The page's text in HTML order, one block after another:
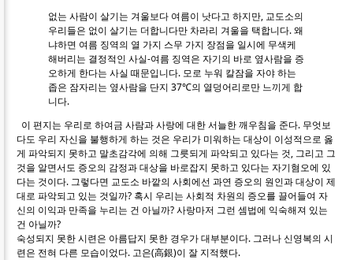
없는 사람이 살기는 겨울보다 여름이 낫다고 하지만, 교도소의
우리들은 없이 살기는 더합니다만 차라리 겨울을 택합니다. 왜
냐하면 여름 징역의 열 가지 스무 가지 장점을 일시에 무색케
해버리는 결정적인 사실-여름 징역은 자기의 바로 옆사람을 증
오하게 한다는 사실 때문입니다. 모로 누워 칼잠을 자야 하는
좁은 잠자리는 옆사람을 단지 37℃의 열덩어리로만 느끼게 합
니다.
이 편지는 우리로 하여금 사람과 사랑에 대한 서늘한 깨우침을 준다. 무엇보
다도 우리 자신을 불행하게 하는 것은 우리가 미워하는 대상이 이성적으로 옳
게 파악되지 못하고 말초감각에 의해 그릇되게 파악되고 있다는 것, 그리고 그
것을 알면서도 증오의 감정과 대상을 바로잡지 못하고 있다는 자기혐오에 있
다는 것이다. 그렇다면 교도소 바깥의 사회에선 과연 증오의 원인과 대상이 제
대로 파악되고 있는 것일까? 혹시 우리는 사회적 차원의 증오를 끌어들여 자
신의 이익과 만족을 누리는 건 아닐까? 사랑마저 그런 셈법에 익숙해져 있는
건 아닐까?
숙성되지 못한 시련은 아름답지 못한 경우가 대부분이다. 그러나 신영복의 시
련은 전혀 다른 모습이었다. 고은(高銀)이 잘 지적했다.